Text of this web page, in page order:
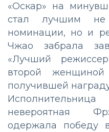
«Оскар» на
стал лучшим не
номинации, но и
Чжао забрала
«Лучший
второй
получившей
невероятная
одержала победу